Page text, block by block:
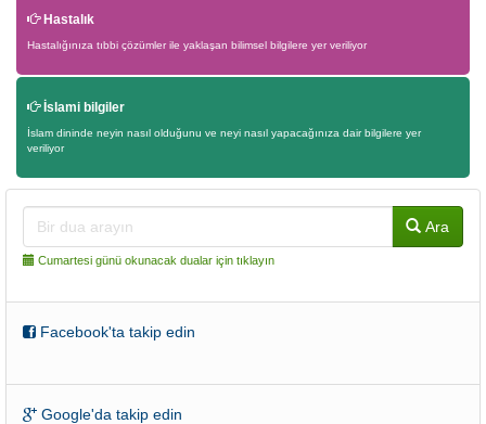
Hastalık
Hastalığınıza tıbbi çözümler ile yaklaşan bilimsel bilgilere yer veriliyor
İslami bilgiler
İslam dininde neyin nasıl olduğunu ve neyi nasıl yapacağınıza dair bilgilere yer
veriliyor
Ara
Cumartesi günü okunacak dualar için tıklayın
Facebook'ta takip edin
Google'da takip edin